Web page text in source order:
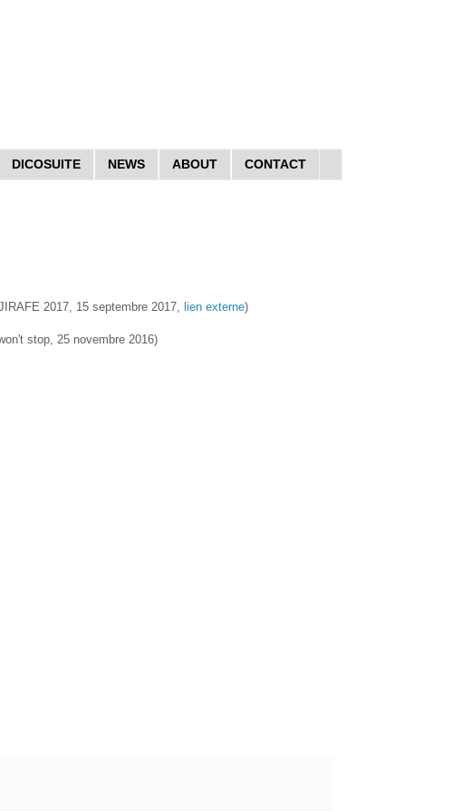
DICOSUITE NEWS ABOUT CONTACT
2017, 15 septembre 2017, lien externe)
stop, 25 novembre 2016)